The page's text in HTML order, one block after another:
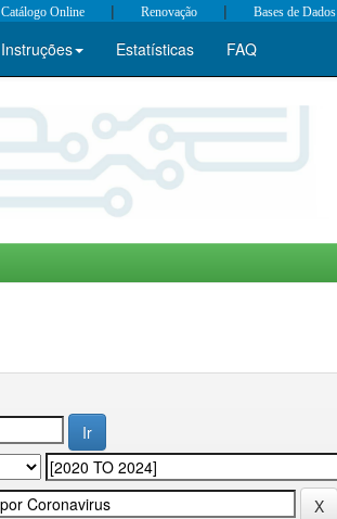
Catálogo Online | Renovação | Bases de Dados
Instruções Estatísticas FAQ